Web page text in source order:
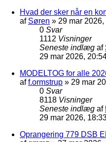
Hvad der sker når en
af Søren » 29 mar 2026,
0 Svar
1112 Visninger
Seneste indlæg af
29 mar 2026,
MODELTOG for alle
aff.ormstrup » 29 mar
0 Svar
8118 Visninger
Seneste indlæg af
29 mar 2026,
Oprangering 779 DSB